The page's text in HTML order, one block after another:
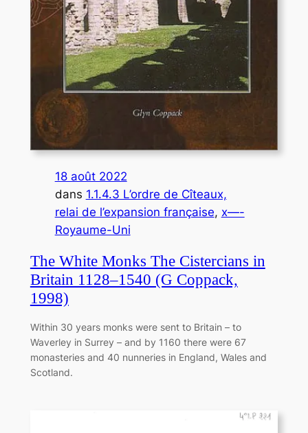
18 août 2022
dans 1.1.4.3 L’ordre de Cîteaux,
relai de l’expansion française, x—-
Royaume-Uni
The White Monks The Cistercians in
Britain 1128–1540 (G Coppack,
1998)
Within 30 years monks were sent to Britain – to
Waverley in Surrey – and by 1160 there were 67
monasteries and 40 nunneries in England, Wales and
Scotland.